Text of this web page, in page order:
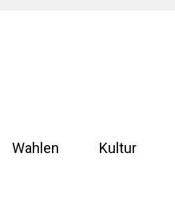
Wahlen Kultur